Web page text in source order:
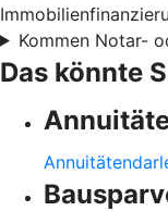
Kommen Notar-
Das könnte